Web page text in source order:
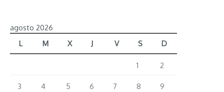
agosto 2026
L
M X J V S D
1 2
3 4 5 6 7 8 9